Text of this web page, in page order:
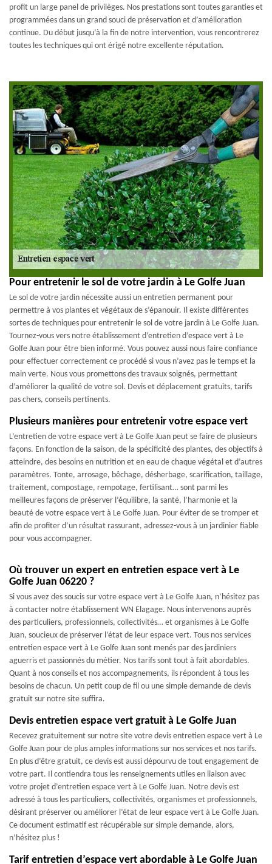
profit un large panel de privilèges. Nos prestations sont toutes garanties et
programmées dans un grand souci de préservation et d’amélioration
continue. Du début jusqu’à la fin de notre intervention, vous rencontrerez
toutes les techniques qui ont érigé notre excellente réputation.
Pour entretenir le sol de votre jardin à Le Golfe Juan
Le sol de votre jardin nécessite aussi un entretien permanent pour
permettre à vos plantes et végétaux de s’épanouir. Il existe différentes
sortes de techniques pour entretenir le sol de votre jardin à Le Golfe Juan.
Tournez-vous vers notre établissement d’entretien d’espace vert à Le
Golfe Juan pour être bien informé. Vous pouvez aussi nous faire confiance
pour effectuer correctement ce procédé si vous n’avez pas le temps et la
main verte. Nous vous promettons des travaux soignés, permettant
d’améliorer la qualité de votre sol. Devis et déplacement gratuits, tarifs
pas chers, conseils pertinents.
Plusieurs manières pour entretenir votre espace vert
L’entretien de votre espace vert à Le Golfe Juan peut se faire de plusieurs
façons. En fonction de la saison, de la spécificité des plantes, des objectifs à
atteindre, des besoins en nutrition et en eau de chaque végétal et d’autres
paramètres. Tonte, arrosage, bêchage, désherbage, scarification, taillage,
traitement, compostage, rempotage, fertilisant… sont parmi les
meilleures façons de préserver l’équilibre, la santé, l’harmonie et la
beauté de votre espace vert à Le Golfe Juan. Pour éviter de se tromper et
afin de profiter d’un résultat rassurant, adressez-vous à un jardinier fiable
pour vous accompagner.
Où trouver un expert en entretien espace vert à Le
Golfe Juan 06220 ?
Si vous avez des soucis sur votre espace vert à Le Golfe Juan, n’hésitez pas
à contacter notre établissement WN Elagage. Nous intervenons auprès
des particuliers, professionnels, collectivités… et organismes à Le Golfe
Juan, soucieux de préserver l’état de leur espace vert. Tous nos services
entretien espace vert à Le Golfe Juan sont menés par des jardiniers
aguerris et passionnés du métier. Nos tarifs sont tout à fait abordables.
Quant à nos conseils et nos accompagnements, ils répondent à tous les
besoins de chacun. Un petit coup de fil ou une simple demande de devis
gratuit sur notre site suffira.
Devis entretien espace vert gratuit à Le Golfe Juan
Recevez gratuitement sur notre site votre devis entretien espace vert à Le
Golfe Juan pour de plus amples informations sur nos services et nos tarifs.
En plus d’être gratuit, ce devis est aussi dépourvu de tout engagement de
votre part. Il contiendra tous les renseignements utiles en liaison avec
votre projet d’entretien espace vert à Le Golfe Juan. Notre devis est
adressé à tous les particuliers, collectivités, organismes et professionnels,
désirant préserver ou améliorer l’état de leur espace vert à Le Golfe Juan.
Ce document estimatif est récupérable sur simple demande, alors,
n’hésitez plus !
Tarif entretien d’espace vert abordable à Le Golfe Juan